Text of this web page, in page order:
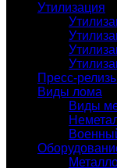
Утилизация
Пресс-
Виды лома
Виды